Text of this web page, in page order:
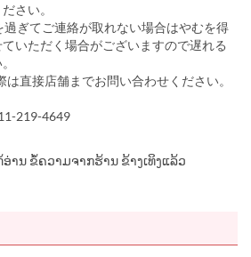
さい。
ぎてご連絡が取れない場合はやむを得
いただく場合がございますので遅れる
直接店舗までお問い合わせください。
219-4649
ານ ຂໍ້ຄວາມຈາກຮ້ານ ຂ້າງເທິງແລ້ວ